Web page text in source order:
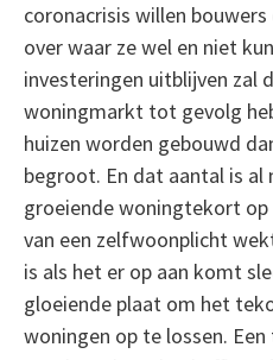
coronacrisis willen
over waar ze wel en niet
investeringen uitblijven zal
woningmarkt tot gevolg
huizen worden gebouwd
begroot. En dat aantal is
groeiende woningtekort
van een zelfwoonplicht
is als het er op aan komt
gloeiende plaat om het
woningen op te lossen.